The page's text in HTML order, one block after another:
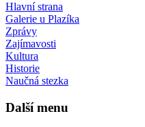
Hlavní strana
Galerie u Plazíka
Zprávy
Zajímavosti
Kultura
Historie
Naučná stezka
Další menu